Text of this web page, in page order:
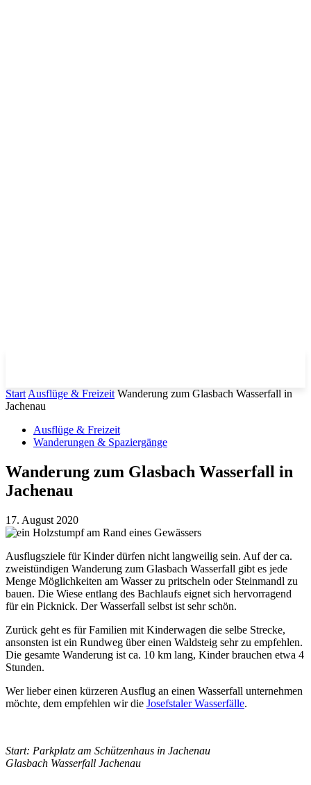
Start Ausflüge & Freizeit Wanderung zum Glasbach Wasserfall in
Jachenau
Ausflüge & Freizeit
Wanderungen & Spaziergänge
Wanderung zum Glasbach Wasserfall in
Jachenau
17. August 2020
Ausflugsziele für Kinder dürfen nicht langweilig sein. Auf der ca.
zweistündigen Wanderung zum Glasbach Wasserfall gibt es jede
Menge Möglichkeiten am Wasser zu pritscheln oder Steinmandl zu
bauen. Die Wiese entlang des Bachlaufs eignet sich hervorragend
für ein Picknick. Der Wasserfall selbst ist sehr schön.
Zurück geht es für Familien mit Kinderwagen die selbe Strecke,
ansonsten ist ein Rundweg über einen Waldsteig sehr zu empfehlen.
Die gesamte Wanderung ist ca. 10 km lang, Kinder brauchen etwa 4
Stunden.
Wer lieber einen kürzeren Ausflug an einen Wasserfall unternehmen
möchte, dem empfehlen wir die Josefstaler Wasserfälle.
Start: Parkplatz am Schützenhaus in Jachenau
Glasbach Wasserfall Jachenau